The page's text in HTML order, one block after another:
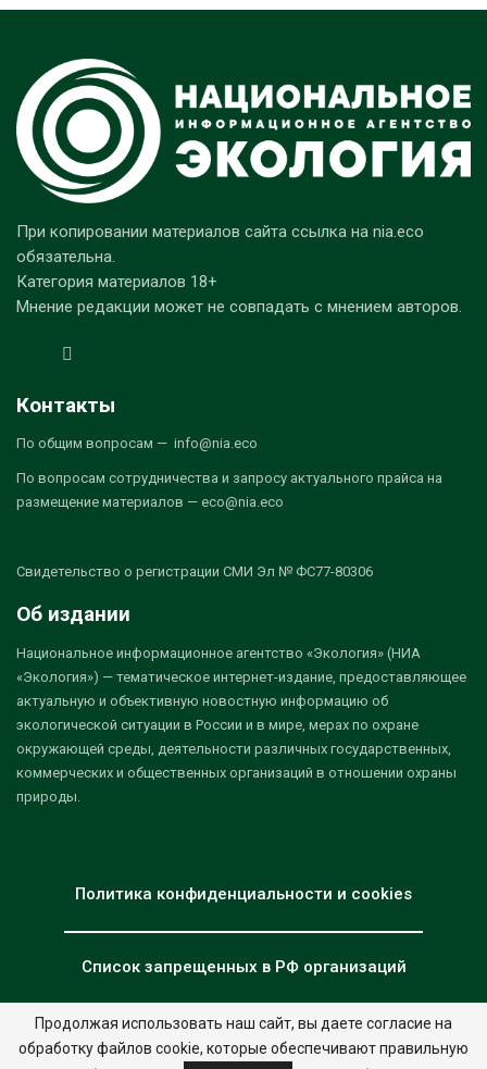
При копировании материалов сайта ссылка на nia.eco
обязательна.
Категория материалов 18+
Мнение редакции может не совпадать с мнением авторов.
Контакты
По общим вопросам — info@nia.eco
По вопросам сотрудничества и запросу актуального прайса на
размещение материалов — eco@nia.eco
Свидетельство о регистрации СМИ Эл № ФС77-80306
Об издании
Национальное информационное агентство «Экология» (НИА
«Экология») — тематическое интернет-издание, предоставляющее
актуальную и объективную новостную информацию об
экологической ситуации в России и в мире, мерах по охране
окружающей среды, деятельности различных государственных,
коммерческих и общественных организаций в отношении охраны
природы.
Политика конфиденциальности и cookies
Список запрещенных в РФ организаций
© 2026 - НИА "Экология". Все права защищены. Дизайн:nia.eco
Продолжая использовать наш сайт, вы даете согласие на
обработку файлов cookie, которые обеспечивают правильную